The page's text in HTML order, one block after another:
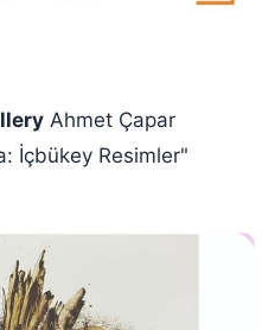
Ahmet Çapar
İçbükey Resimler"